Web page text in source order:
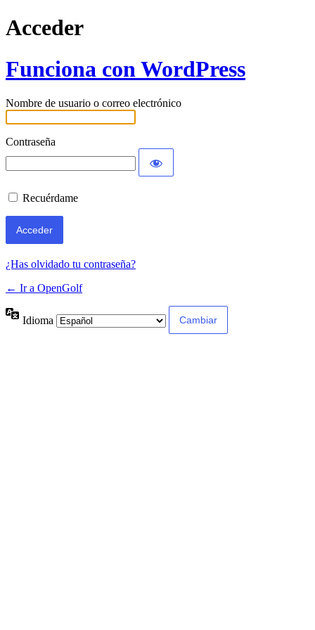
Acceder
Funciona con WordPress
Nombre de usuario o correo electrónico
Contraseña
Recuérdame
¿Has olvidado tu contraseña?
← Ir a OpenGolf
Idioma